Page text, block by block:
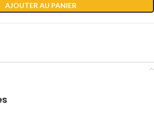
AJOUTER AU PANIER